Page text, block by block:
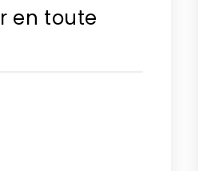
en toute